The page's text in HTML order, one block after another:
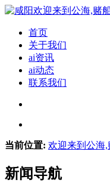
首页
关于我们
ai资讯
ai动态
联系我们
当前位置: 欢迎来到公海,
新闻导航